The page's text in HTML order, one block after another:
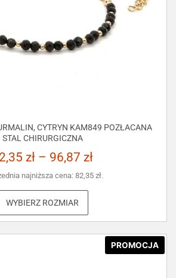
CYTRYN KAM849 POZŁACANA
STAL CHIRURGICZNA
zł – 96,87 zł
najniższa cena:82,35 zł.
WYBIERZ ROZMIAR
PROMOCJA